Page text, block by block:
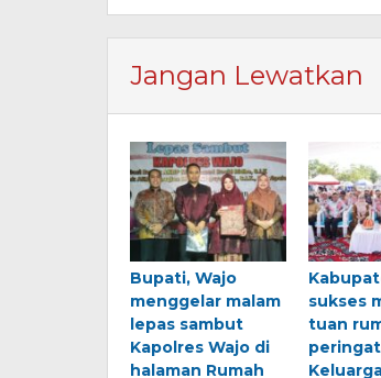
Jangan Lewatkan
Bupati, Wajo
menggelar malam
lepas sambut
Kapolres Wajo di
halaman Rumah
sukses
tuan